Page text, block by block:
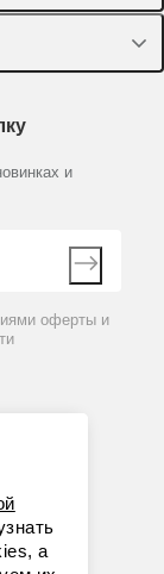
и
оферты и
а